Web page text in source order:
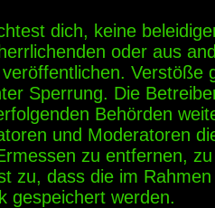
dich, keine
oder aus
Verstöße
Sperrung. Die
Behörden
und Moderatoren
zu entfernen,
zu, dass die im
gespeichert werden.